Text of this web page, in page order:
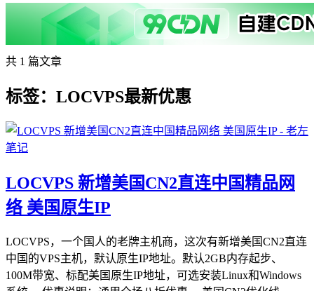
共 1 篇文章
标签：LOCVPS最新优惠
LOCVPS 新增美国CN2直连中国精品网
络 美国原生IP
LOCVPS，一个国人的老牌主机商，这次有新增美国CN2直连
中国的VPS主机，默认原生IP地址。默认2GB内存起步、
100M带宽、标配美国原生IP地址，可选安装Linux和Windows